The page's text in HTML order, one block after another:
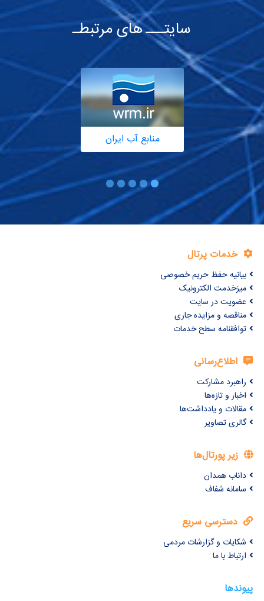
سایتـــ های مرتبطـ
منابع آب ایران
خدمات پرتال
بیانیه حفظ حریم خصوصی
میزخدمت الکترونیک
عضویت در سایت
مناقصه و مزایده جاری
توافقنامه سطح خدمات
اطلاع‌رسانی
راهبرد مشارکت
اخبار و تازه‌ها
مقالات و یادداشت‌ها
گالری تصاویر
زیر پورتال‌ها
داناب همدان
سامانه شفاف
دسترسی سریع
شکایات و گزارشات مردمی
ارتباط با ما
پیوندها